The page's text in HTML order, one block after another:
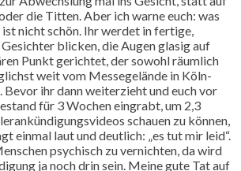
die Titten. Aber ich warne euch: was
nicht schön. Ihr werdet in fertige,
blicken, die Augen glasig auf
Punkt gerichtet, der sowohl räumlich
weit vom Messegelände in Köln-
ihr dann weiterzieht und euch vor
für 3 Wochen eingrabt, um 2,3
schauen zu können,
einmal laut und deutlich: „es tut mir leid“.
psychisch zu vernichten, da wird
ja noch drin sein. Meine gute Tat auf